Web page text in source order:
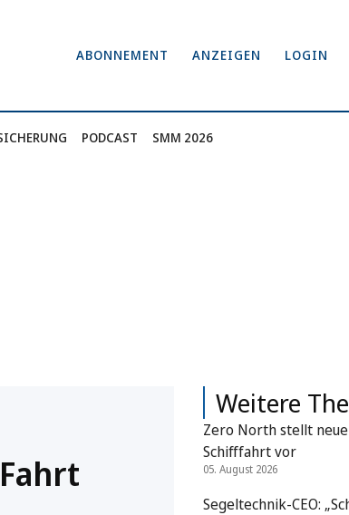
ABONNEMENT ANZEIGEN LOGIN
PODCAST SMM 2026
Weitere
Zero North stellt
Schifffahrt vor
05. August 2026
Segeltechnik-CEO: